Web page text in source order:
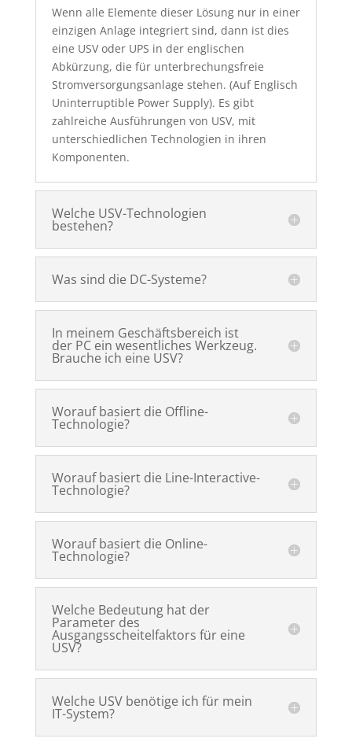
Wenn alle Elemente dieser Lösung nur in einer
einzigen Anlage integriert sind, dann ist dies
eine USV oder UPS in der englischen
Abkürzung, die für unterbrechungsfreie
Stromversorgungsanlage stehen. (Auf Englisch
Uninterruptible Power Supply). Es gibt
zahlreiche Ausführungen von USV, mit
unterschiedlichen Technologien in ihren
Komponenten.
Welche USV-Technologien
bestehen?
Was sind die DC-Systeme?
In meinem Geschäftsbereich ist
der PC ein wesentliches Werkzeug.
Brauche ich eine USV?
Worauf basiert die Offline-
Technologie?
Worauf basiert die Line-Interactive-
Technologie?
Worauf basiert die Online-
Technologie?
Welche Bedeutung hat der
Parameter des
Ausgangsscheitelfaktors für eine
USV?
Welche USV benötige ich für mein
IT-System?